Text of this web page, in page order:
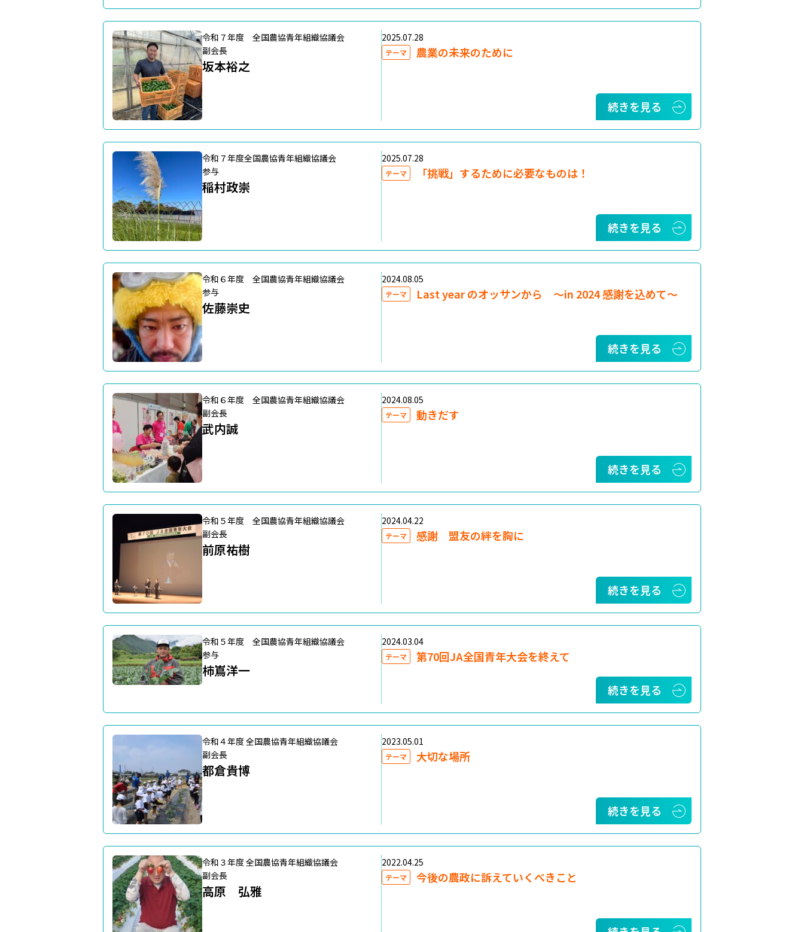
令和７年度 全国農協青年組織協議会
副会長
坂本裕之
2025.07.28
テーマ 農業の未来のために
続きを見る
令和７年度全国農協青年組織協議会
参与
稲村政崇
2025.07.28
テーマ 「挑戦」するために必要なものは！
続きを見る
令和６年度 全国農協青年組織協議会
参与
佐藤崇史
2024.08.05
テーマ Last year のオッサンから 〜in 2024 感謝を込めて〜
続きを見る
令和６年度 全国農協青年組織協議会
副会長
武内誠
2024.08.05
テーマ 動きだす
続きを見る
令和５年度 全国農協青年組織協議会
副会長
前原祐樹
2024.04.22
テーマ 感謝 盟友の絆を胸に
続きを見る
令和５年度 全国農協青年組織協議会
参与
柿嶌洋一
2024.03.04
テーマ 第70回JA全国青年大会を終えて
続きを見る
令和４年度 全国農協青年組織協議会
副会長
都倉貴博
2023.05.01
テーマ 大切な場所
続きを見る
令和３年度 全国農協青年組織協議会
副会長
高原 弘雅
2022.04.25
テーマ 今後の農政に訴えていくべきこと